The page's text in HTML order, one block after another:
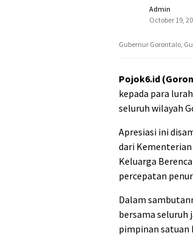
Admin
October 19,
Gubernur Gorontalo,
Pojok6.id
kepada para
seluruh wilayah
Apresiasi ini
dari Kementerian
Keluarga
percepatan
Dalam
bersama seluruh
pimpinan satuan